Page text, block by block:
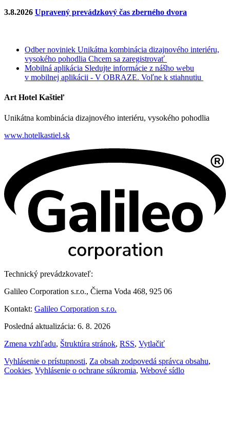
3.8.2026 Upravený prevádzkový čas zberného dvora
Odber noviniek Unikátna kombinácia dizajnového interiéru,
vysokého pohodlia Chcem sa zaregistrovať
Mobilná aplikácia Sledujte informácie z nášho webu
v mobilnej aplikácii - V OBRAZE. Voľne k stiahnutiu
Art Hotel Kaštieľ
Unikátna kombinácia dizajnového interiéru, vysokého pohodlia
www.hotelkastiel.sk
Technický prevádzkovateľ:
Galileo Corporation s.r.o., Čierna Voda 468, 925 06
Kontakt: Galileo Corporation s.r.o.
Posledná aktualizácia: 6. 8. 2026
Zmena vzhľadu, Štruktúra stránok, RSS, Vytlačiť
Vyhlásenie o prístupnosti, Za obsah zodpovedá správca obsahu,
Cookies, Vyhlásenie o ochrane súkromia, Webové sídlo